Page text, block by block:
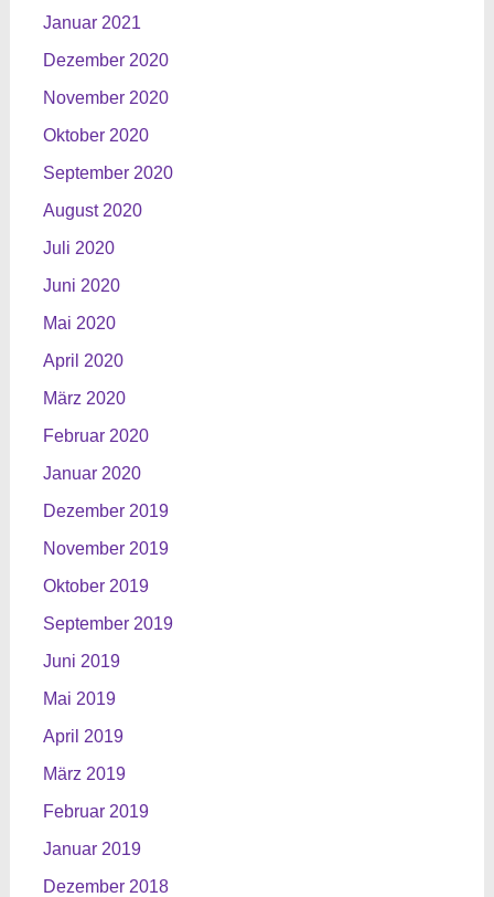
Januar 2021
Dezember 2020
November 2020
Oktober 2020
September 2020
August 2020
Juli 2020
Juni 2020
Mai 2020
April 2020
März 2020
Februar 2020
Januar 2020
Dezember 2019
November 2019
Oktober 2019
September 2019
Juni 2019
Mai 2019
April 2019
März 2019
Februar 2019
Januar 2019
Dezember 2018